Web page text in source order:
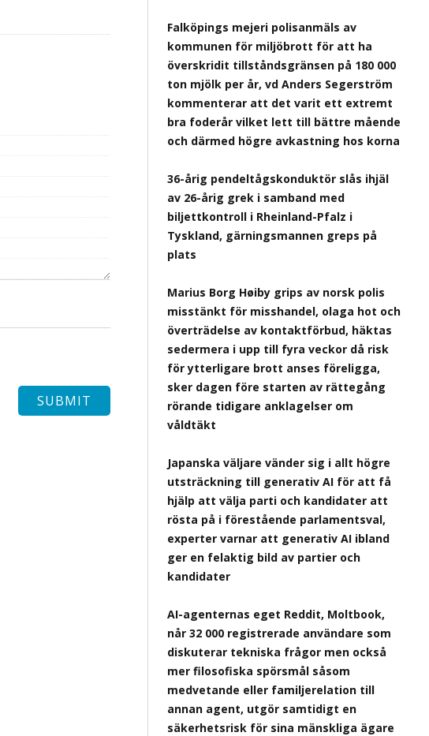
Falköpings mejeri polisanmäls av
kommunen för miljöbrott för att ha
överskridit tillståndsgränsen på 180 000
ton mjölk per år, vd Anders Segerström
kommenterar att det varit ett extremt
bra foderår vilket lett till bättre mående
och därmed högre avkastning hos korna
36-årig pendeltågskonduktör slås ihjäl
av 26-årig grek i samband med
biljettkontroll i Rheinland-Pfalz i
Tyskland, gärningsmannen greps på
plats
Marius Borg Høiby grips av norsk polis
misstänkt för misshandel, olaga hot och
överträdelse av kontaktförbud, häktas
sedermera i upp till fyra veckor då risk
för ytterligare brott anses föreligga,
sker dagen före starten av rättegång
rörande tidigare anklagelser om
våldtäkt
Japanska väljare vänder sig i allt högre
utsträckning till generativ AI för att få
hjälp att välja parti och kandidater att
rösta på i förestående parlamentsval,
experter varnar att generativ AI ibland
ger en felaktig bild av partier och
kandidater
AI-agenternas eget Reddit, Moltbook,
når 32 000 registrerade användare som
diskuterar tekniska frågor men också
mer filosofiska spörsmål såsom
medvetande eller familjerelation till
annan agent, utgör samtidigt en
säkerhetsrisk för sina mänskliga ägare